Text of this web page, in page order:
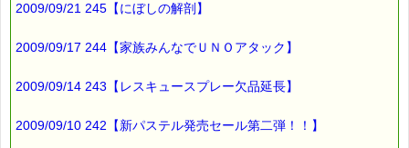
こちらも持ち歩くと便利ですよー
━━━━━━━━━━━━━━━━━━━━☆
▼レスキューバーム 新発売 15% off ２３日までです！
http*://www.pass-thyme.com/special/***********
2009/09/21 245【にぼしの解剖】
2009/09/17 244【家族みんなでＵＮＯアタック】
2009/09/14 243【レスキュースプレー欠品延長】
2009/09/10 242【新パステル発売セール第二弾！！】